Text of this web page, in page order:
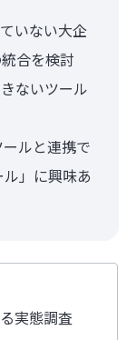
いない大企
合を検討
ないツール
ルと連携で
」に興味あ
実態調査